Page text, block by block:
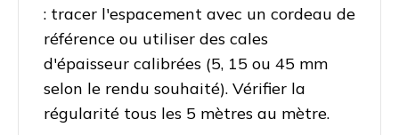
: tracer l'espacement avec un cordeau de
référence ou utiliser des cales
d'épaisseur calibrées (5, 15 ou 45 mm
selon le rendu souhaité). Vérifier la
régularité tous les 5 mètres au mètre.